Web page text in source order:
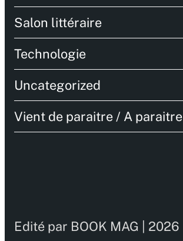
Salon littéraire
Technologie
Uncategorized
Vient de paraitre / A paraitre
Edité par BOOK MAG | 2026